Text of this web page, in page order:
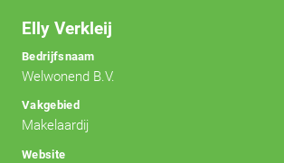
Elly Verkleij
Bedrijfsnaam
Welwonend B.V.
Vakgebied
Makelaardij
Website